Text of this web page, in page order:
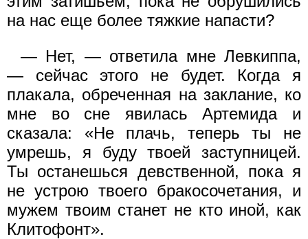
на нас еще более тяжкие напасти?
— Нет, — ответила мне Левкиппа,
— сейчас этого не будет. Когда я
плакала, обреченная на заклание, ко
мне во сне явилась Артемида и
сказала: «Не плачь, теперь ты не
умрешь, я буду твоей заступницей.
Ты останешься девственной, пока я
не устрою твоего бракосочетания, и
мужем твоим станет не кто иной, как
Клитофонт».